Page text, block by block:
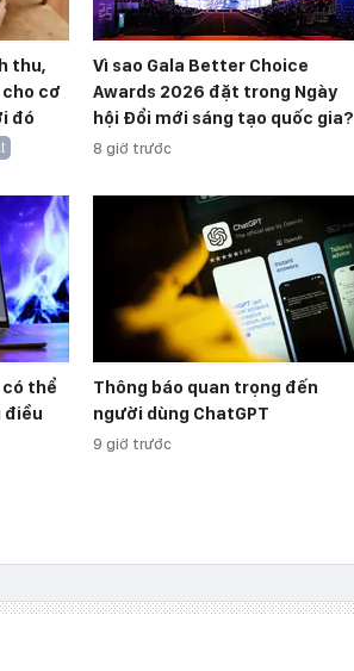
thu,
cơ
đó
Vì sao Gala Better Choice
Awards 2026 đặt trong Ngày
hội Đổi mới sáng tạo quốc gia?
8 giờ trước
có thể
điều
Thông báo quan trọng đến
người dùng ChatGPT
9 giờ trước